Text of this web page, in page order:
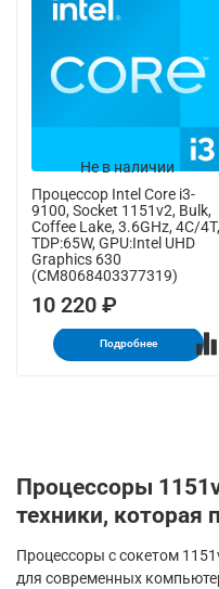
Не в наличии
Процессор Intel Core i3-
9100, Socket 1151v2, Bulk,
Coffee Lake, 3.6GHz, 4C/4T,
TDP:65W, GPU:Intel UHD
Graphics 630
(CM8068403377319)
10 220 ₽
Подробнее
Процессоры
техники, которая
Процессоры с сокетом
для современных